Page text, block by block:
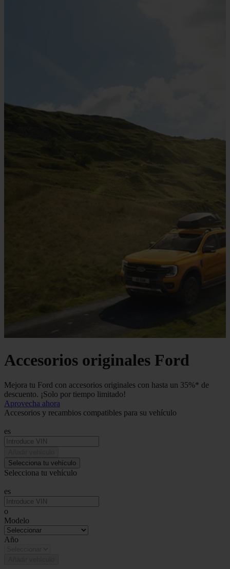
Accesorios originales Ford
Mejora tu Ford con accesorios originales con hasta un 35%* de
descuento. ¡Solo por tiempo limitado!
Aprovecha ahora
Accesorios y recambios compatibles para su vehículo
es
Selecciona tu vehículo
Selecciona tu vehículo
es
o
Modelo
Año